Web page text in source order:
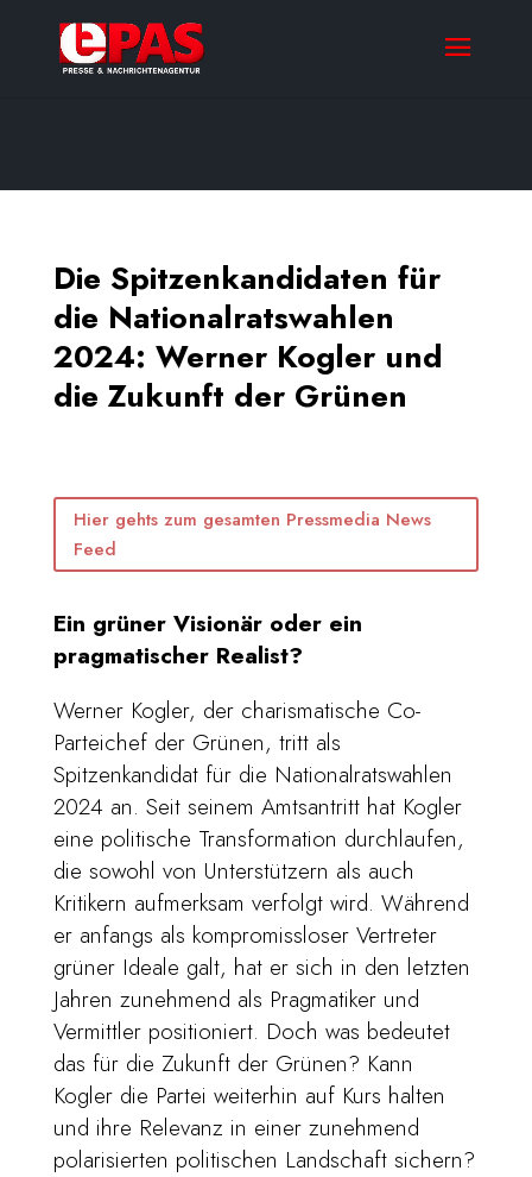
Die Spitzenkandidaten für
die Nationalratswahlen
2024: Werner Kogler und
die Zukunft der Grünen
Hier gehts zum gesamten Pressmedia News
Feed
Ein grüner Visionär oder ein
pragmatischer Realist?
Werner Kogler, der charismatische Co-
Parteichef der Grünen, tritt als
Spitzenkandidat für die Nationalratswahlen
2024 an. Seit seinem Amtsantritt hat Kogler
eine politische Transformation durchlaufen,
die sowohl von Unterstützern als auch
Kritikern aufmerksam verfolgt wird. Während
er anfangs als kompromissloser Vertreter
grüner Ideale galt, hat er sich in den letzten
Jahren zunehmend als Pragmatiker und
Vermittler positioniert. Doch was bedeutet
das für die Zukunft der Grünen? Kann
Kogler die Partei weiterhin auf Kurs halten
und ihre Relevanz in einer zunehmend
polarisierten politischen Landschaft sichern?